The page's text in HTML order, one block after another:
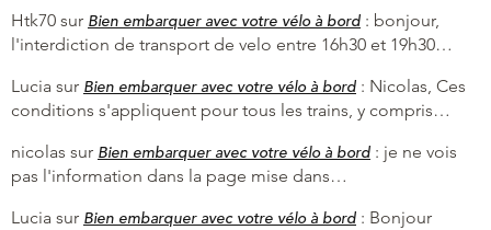
Htk70 sur Bien embarquer avec votre vélo à bord : bonjour,
l'interdiction de transport de velo entre 16h30 et 19h30…
Lucia sur Bien embarquer avec votre vélo à bord : Nicolas, Ces
conditions s'appliquent pour tous les trains, y compris…
nicolas sur Bien embarquer avec votre vélo à bord : je ne vois
pas l'information dans la page mise dans…
Lucia sur Bien embarquer avec votre vélo à bord : Bonjour